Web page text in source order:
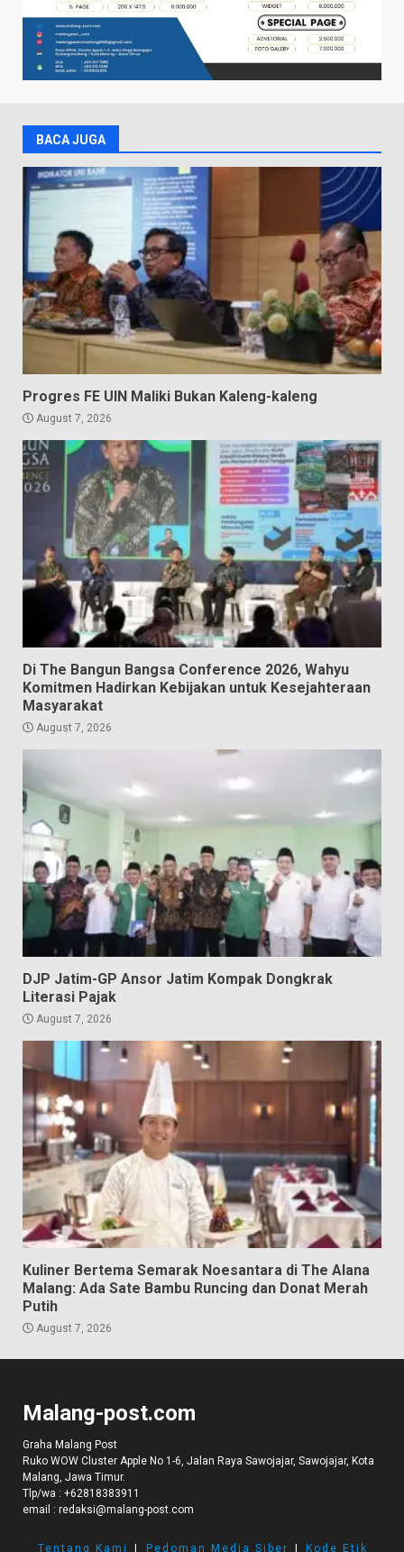
BACA JUGA
Progres FE UIN Maliki Bukan Kaleng-kaleng
August 7, 2026
Di The Bangun Bangsa Conference 2026, Wahyu
Komitmen Hadirkan Kebijakan untuk Kesejahteraan
Masyarakat
August 7, 2026
DJP Jatim-GP Ansor Jatim Kompak Dongkrak
Literasi Pajak
August 7, 2026
Kuliner Bertema Semarak Noesantara di The Alana
Malang: Ada Sate Bambu Runcing dan Donat Merah
Putih
August 7, 2026
Malang-post.com
Graha Malang Post
Ruko WOW Cluster Apple No 1-6, Jalan Raya Sawojajar, Sawojajar, Kota
Malang, Jawa Timur.
Tlp/wa : +62818383911
email : redaksi@malang-post.com
Tentang Kami Pedoman Media Siber Kode Etik